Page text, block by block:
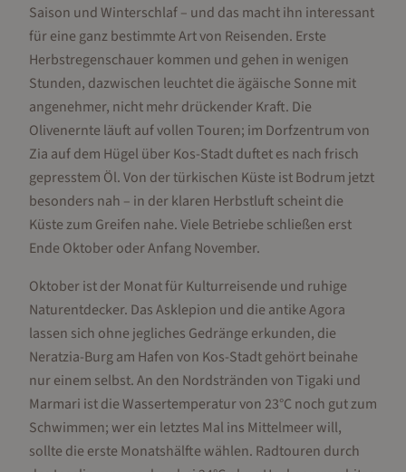
Saison und Winterschlaf – und das macht ihn interessant
für eine ganz bestimmte Art von Reisenden. Erste
Herbstregenschauer kommen und gehen in wenigen
Stunden, dazwischen leuchtet die ägäische Sonne mit
angenehmer, nicht mehr drückender Kraft. Die
Olivenernte läuft auf vollen Touren; im Dorfzentrum von
Zia auf dem Hügel über Kos-Stadt duftet es nach frisch
gepresstem Öl. Von der türkischen Küste ist Bodrum jetzt
besonders nah – in der klaren Herbstluft scheint die
Küste zum Greifen nahe. Viele Betriebe schließen erst
Ende Oktober oder Anfang November.
Oktober ist der Monat für Kulturreisende und ruhige
Naturentdecker. Das Asklepion und die antike Agora
lassen sich ohne jegliches Gedränge erkunden, die
Neratzia-Burg am Hafen von Kos-Stadt gehört beinahe
nur einem selbst. An den Nordstränden von Tigaki und
Marmari ist die Wassertemperatur von 23°C noch gut zum
Schwimmen; wer ein letztes Mal ins Mittelmeer will,
sollte die erste Monatshälfte wählen. Radtouren durch